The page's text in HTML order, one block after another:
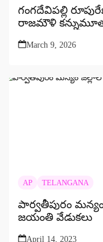
గంగదేవిపల్లి
రాజమౌళి
March 9, 2026
AP TELANGANA
పార్వతీపురం
జయంతి వేడుకలు
April 14, 2023